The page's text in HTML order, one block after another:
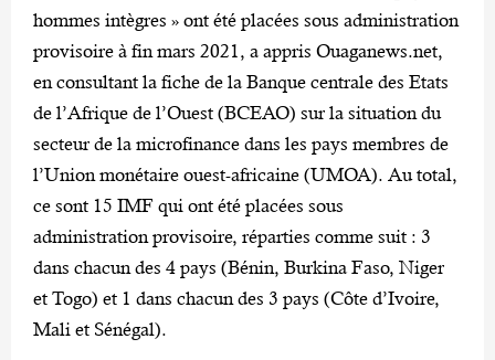
hommes intègres » ont été placées sous administration
provisoire à fin mars 2021, a appris Ouaganews.net,
en consultant la fiche de la Banque centrale des Etats
de l’Afrique de l’Ouest (BCEAO) sur la situation du
secteur de la microfinance dans les pays membres de
l’Union monétaire ouest-africaine (UMOA). Au total,
ce sont 15 IMF qui ont été placées sous
administration provisoire, réparties comme suit : 3
dans chacun des 4 pays (Bénin, Burkina Faso, Niger
et Togo) et 1 dans chacun des 3 pays (Côte d’Ivoire,
Mali et Sénégal).